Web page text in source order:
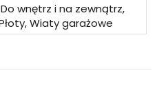
wnętrz i na zewnątrz,
Wiaty garażowe